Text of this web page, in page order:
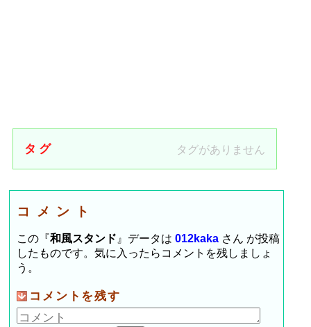
タグ タグがありません
コメント
この『和風スタンド 』データは012kaka さん が投稿
したものです。気に入ったらコメントを残しましょ
う。
コメントを残す